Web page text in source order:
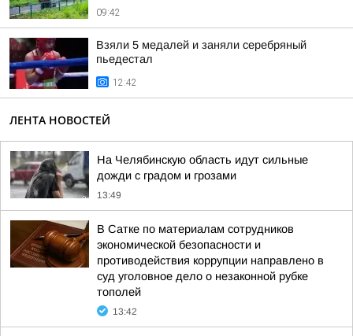
09:42
Взяли 5 медалей и заняли серебряный
пьедестал
12:42
ЛЕНТА НОВОСТЕЙ
На Челябинскую область идут сильные
дожди с градом и грозами
13:49
В Сатке по материалам сотрудников
экономической безопасности и
противодействия коррупции направлено в
суд уголовное дело о незаконной рубке
тополей
13:42